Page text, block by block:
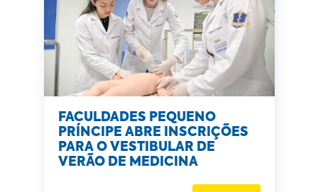
FACULDADES PEQUENO
PRÍNCIPE ABRE INSCRIÇÕES
PARA O VESTIBULAR DE
VERÃO DE MEDICINA